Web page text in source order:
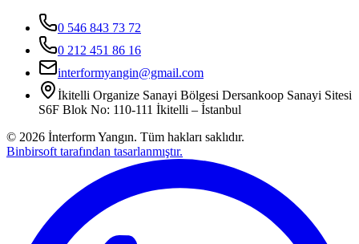
0 546 843 73 72
0 212 451 86 16
interformyangin@gmail.com
İkitelli Organize Sanayi Bölgesi Dersankoop Sanayi Sitesi
S6F Blok No: 110-111 İkitelli – İstanbul
© 2026 İnterform Yangın. Tüm hakları saklıdır.
Binbirsoft tarafından tasarlanmıştır.